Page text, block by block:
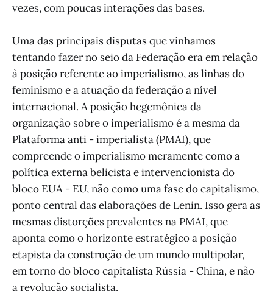
vezes, com poucas interações das bases.
Uma das principais disputas que vínhamos
tentando fazer no seio da Federação era em relação
à posição referente ao imperialismo, as linhas do
feminismo e a atuação da federação a nível
internacional. A posição hegemônica da
organização sobre o imperialismo é a mesma da
Plataforma anti - imperialista (PMAI), que
compreende o imperialismo meramente como a
política externa belicista e intervencionista do
bloco EUA - EU, não como uma fase do capitalismo,
ponto central das elaborações de Lenin. Isso gera as
mesmas distorções prevalentes na PMAI, que
aponta como o horizonte estratégico a posição
etapista da construção de um mundo multipolar,
em torno do bloco capitalista Rússia - China, e não
a revolução socialista.